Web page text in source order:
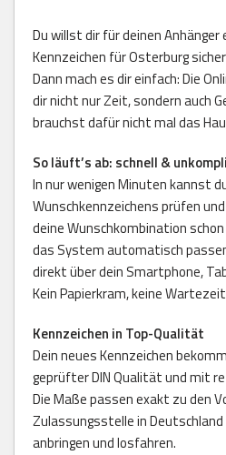
Du willst dir für deinen Anhänger
Kennzeichen für Osterburg
Dann mach es dir einfach: Die
dir nicht nur Zeit, sondern auch
brauchst dafür nicht mal das
So läuft’s ab: schnell &
In nur wenigen Minuten kannst
Wunschkennzeichens prüfen
deine Wunschkombination
das System automatisch
direkt über dein Smartphone,
Kein Papierkram, keine
Kennzeichen in Top-Qualität
Dein neues Kennzeichen
geprüfter DIN Qualität und mit
Die Maße passen exakt zu den
Zulassungsstelle in
anbringen und losfahren.